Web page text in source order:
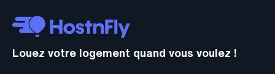
Louez votre logement quand vous voulez !